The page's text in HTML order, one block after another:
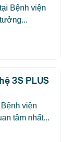
Bệnh viện
3S PLUS
viện
tâm nhất...